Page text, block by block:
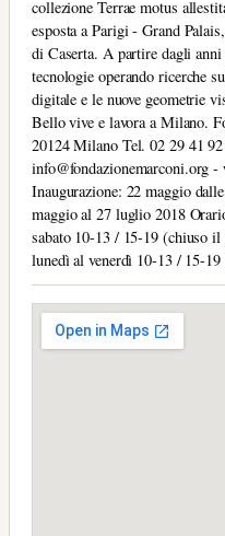
collezione Terrae motus
esposta a Parigi - Grand
di Caserta. A partire dagli
tecnologie operando ricerche
digitale e le nuove geometrie
Bello vive e lavora a Milano.
20124 Milano Tel. 02 29 41
info@fondazionemarconi.org
Inaugurazione: 22 maggio
maggio al 27 luglio 2018
sabato 10-13 / 15-19 (chiuso
lunedì al venerdì 10-13 / 15-